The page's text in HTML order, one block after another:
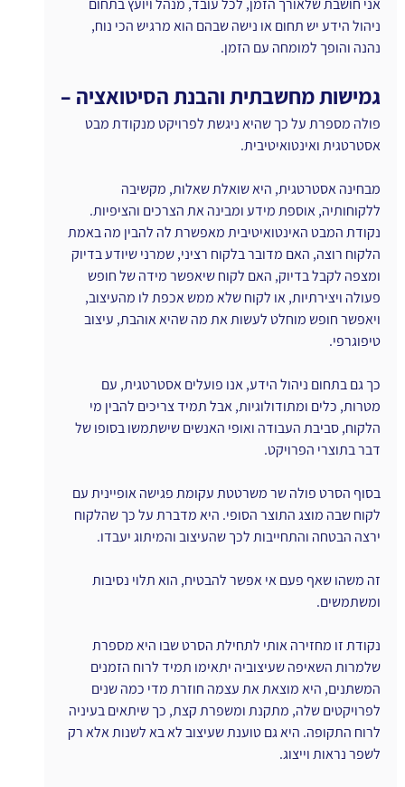
אני חושבת שלאורך הזמן, לכל עובד, מנהל ויועץ בתחום
ניהול הידע יש תחום או נישה שבהם הוא מרגיש הכי נוח,
נהנה והופך למומחה עם הזמן.
גמישות מחשבתית והבנת הסיטואציה –
פולה מספרת על כך שהיא ניגשת לפרויקט מנקודת מבט
אסטרטגית ואינטואיטיבית.
מבחינה אסטרטגית, היא שואלת שאלות, מקשיבה
ללקוחותיה, אוספת מידע ומבינה את הצרכים והציפיות.
נקודת המבט האינטואיטיבית מאפשרת לה להבין מה באמת
הלקוח רוצה, האם מדובר בלקוח רציני, שמרני שיודע בדיוק
ומצפה לקבל בדיוק, האם לקוח שיאפשר מידה של חופש
פעולה ויצירתיות, או לקוח שלא ממש אכפת לו מהעיצוב,
ויאפשר חופש מוחלט לעשות את מה שהיא אוהבת, עיצוב
טיפוגרפי.
כך גם בתחום ניהול הידע, אנו פועלים אסטרטגית, עם
מטרות, כלים ומתודולוגיות, אבל תמיד צריכים להבין מי
הלקוח, סביבת העבודה ואופי האנשים שישתמשו בסופו של
דבר בתוצרי הפרויקט.
בסוף הסרט פולה שר משרטטת עקומת פגישה אופיינית עם
לקוח שבה מוצג התוצר הסופי. היא מדברת על כך שהלקוח
ירצה הבטחה והתחייבות לכך שהעיצוב והמיתוג יעבדו.
זה משהו שאף פעם אי אפשר להבטיח, הוא תלוי נסיבות
ומשתמשים.
נקודת זו מחזירה אותי לתחילת הסרט שבו היא מספרת
שלמרות השאיפה שעיצוביה יתאימו תמיד לרוח הזמנים
המשתנים, היא מוצאת את עצמה חוזרת מדי כמה שנים
לפרויקטים שלה, מתקנת ומשפרת קצת, כך שיתאים בעיניה
לרוח התקופה. היא גם טוענת שעיצוב לא בא לשנות אלא רק
לשפר נראות וייצוג.